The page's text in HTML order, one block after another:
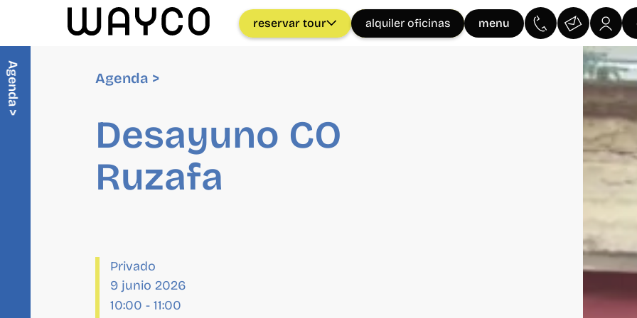
reservar tour alquiler oficinas menu
Agenda >
Desayuno CO
Ruzafa
10:00 -11:00
Organizador
Wayco
Agenda >